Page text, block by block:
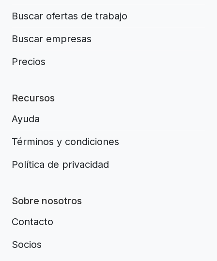
Buscar ofertas de trabajo
Buscar empresas
Precios
Recursos
Ayuda
Términos y condiciones
Política de privacidad
Sobre nosotros
Contacto
Socios